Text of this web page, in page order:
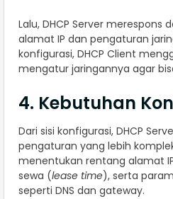
Lalu, DHCP Server merespons
alamat IP dan pengaturan
konfigurasi, DHCP Client
mengatur jaringannya agar
4. Kebutuhan
Dari sisi konfigurasi, DHCP
pengaturan yang lebih
menentukan rentang alamat
sewa (lease time), serta
seperti DNS dan gateway.